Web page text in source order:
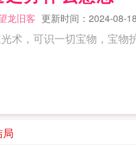
龙旧客 更新时间：2024-08-
局